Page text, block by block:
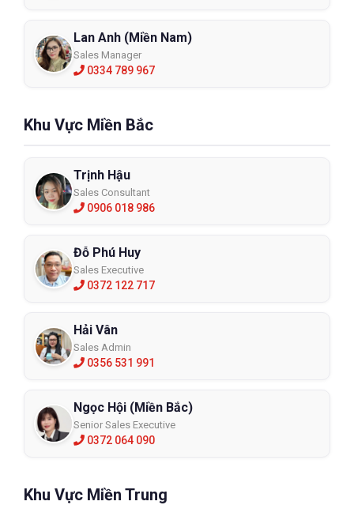
Lan Anh (Miền Nam)
Sales Manager
0334 789 967
Khu Vực Miền Bắc
Trịnh Hậu
Sales Consultant
0906 018 986
Đỗ Phú Huy
Sales Executive
0372 122 717
Hải Vân
Sales Admin
0356 531 991
Ngọc Hội (Miền Bắc)
Senior Sales Executive
0372 064 090
Khu Vực Miền Trung